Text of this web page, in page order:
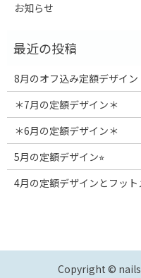
お知らせ
8月のオフ込み定額デザイン
＊7月の定額デザイン＊
＊6月の定額デザイン＊
5月の定額デザイン⭐︎
4月の定額デザインとフット
Copyright © nails